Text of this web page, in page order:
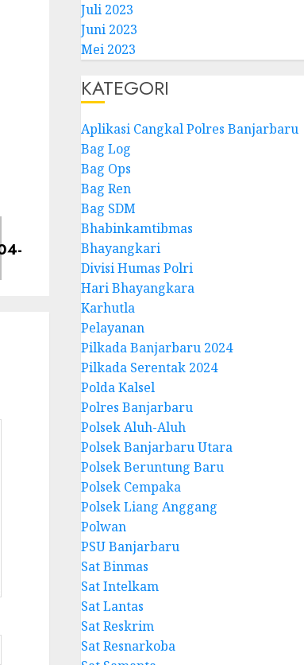
Juli 2023
Juni 2023
Mei 2023
KATEGORI
Aplikasi Cangkal Polres Banjarbaru
Bag Log
Bag Ops
Bag Ren
Bag SDM
Bhabinkamtibmas
Bhayangkari
Divisi Humas Polri
Hari Bhayangkara
Karhutla
Pelayanan
Pilkada Banjarbaru 2024
Pilkada Serentak 2024
Polda Kalsel
Polres Banjarbaru
Polsek Aluh-Aluh
Polsek Banjarbaru Utara
Polsek Beruntung Baru
Polsek Cempaka
Polsek Liang Anggang
Polwan
PSU Banjarbaru
Sat Binmas
Sat Intelkam
Sat Lantas
Sat Reskrim
Sat Resnarkoba